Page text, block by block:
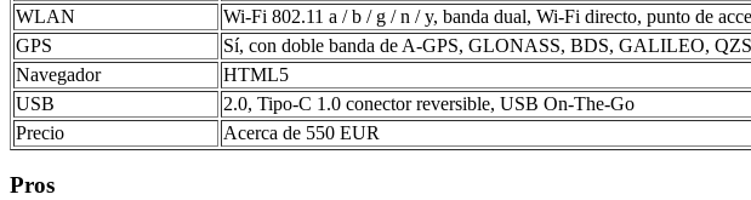
WLAN
Wi-Fi 802.11 a / b / g / n / y, banda dual, Wi-Fi directo, punto de
GPS
Sí, con doble banda de A-GPS, GLONASS, BDS, GALILEO,
Navegador
HTML5
USB
2.0, Tipo-C 1.0 conector reversible, USB On-The-Go
Precio
Acerca de 550 EUR
Pros